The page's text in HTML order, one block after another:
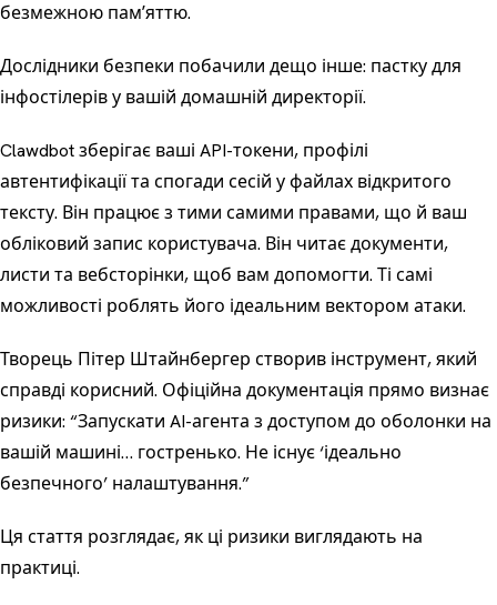
безмежною памʼяттю.
Дослідники безпеки побачили дещо інше: пастку для
інфостілерів у вашій домашній директорії.
Clawdbot зберігає ваші API-токени, профілі
автентифікації та спогади сесій у файлах відкритого
тексту. Він працює з тими самими правами, що й ваш
обліковий запис користувача. Він читає документи,
листи та вебсторінки, щоб вам допомогти. Ті самі
можливості роблять його ідеальним вектором атаки.
Творець Пітер Штайнбергер створив інструмент, який
справді корисний. Офіційна документація прямо визнає
ризики: “Запускати AI-агента з доступом до оболонки на
вашій машині… гостренько. Не існує ‘ідеально
безпечного’ налаштування.”
Ця стаття розглядає, як ці ризики виглядають на
практиці.